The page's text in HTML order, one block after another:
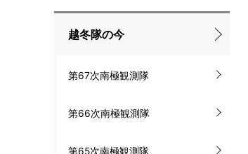
位
ー
カ
ビ
ゲ
越冬隊の今
第67次南極観測隊
第66次南極観測隊
第65次南極観測隊